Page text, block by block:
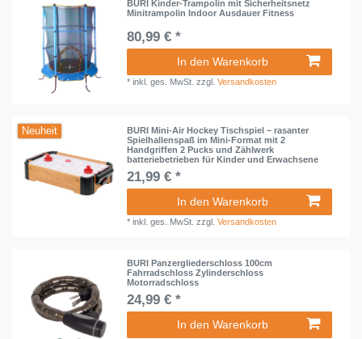
BURI Kinder-Trampolin mit Sicherheitsnetz
Minitrampolin Indoor Ausdauer Fitness
80,99 € *
In den Warenkorb
*inkl. ges. MwSt. zzgl.Versandkosten
Neuheit
BURI Mini-Air Hockey Tischspiel – rasanter
Spielhallenspaß im Mini-Format mit 2
Handgriffen 2 Pucks und Zählwerk
batteriebetrieben für Kinder und Erwachsene
21,99 € *
In den Warenkorb
*inkl. ges. MwSt. zzgl.Versandkosten
BURI Panzergliederschloss 100cm
Fahrradschloss Zylinderschloss
Motorradschloss
24,99 € *
In den Warenkorb